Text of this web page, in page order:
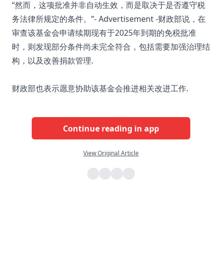
“然而，这项批准并非自动生效，而是取决于是否遵守税
务法律所规定的条件。”- Advertisement -财政部说，在
审查该基金会申请续期现有于2025年到期的免税批准
时，则发现部分条件尚未完全符合，包括需要加强治理结
构，以及改善捐款管理.
财政部也表示愿意协助该基金会推进相关改进工作.
Continue reading in app
View Original Article